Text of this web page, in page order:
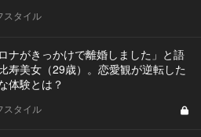
スタイル
ロナがきっかけで離婚しました」と語
寿美女（29歳）。恋愛観が逆転した
体験とは？
スタイル